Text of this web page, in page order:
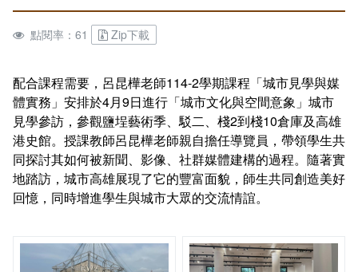
課程地圖主頁
點閱率：61 Zip下載
配合課程需要，呂昆樺老師114-2學期課程「城市見學與媒
體實務」安排於4月9日進行「城市文化與空間意象」城市
見學參訪，參觀鹽埕藝術季、駁二、棧2到棧10倉庫及高雄
港史館。授課教師呂昆樺老師親自擔任導覽員，帶領學生共
同探討其如何被新聞、影像、社群媒體建構的過程。隨著實
地踏訪，城市高雄展現了它的豐富面貌，師生共同創造美好
回憶，同時增進學生與城市大眾的交流情誼。